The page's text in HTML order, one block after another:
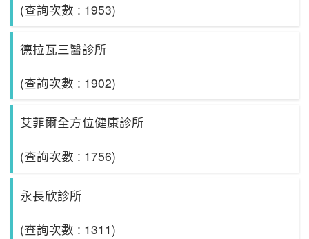
(查詢次數 : 1953)
德拉瓦三醫診所
(查詢次數 : 1902)
艾菲爾全方位健康診所
(查詢次數 : 1756)
永長欣診所
(查詢次數 : 1311)